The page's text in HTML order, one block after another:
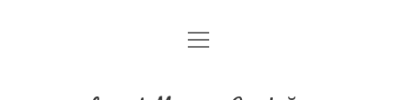
Anasayfa
menüyü